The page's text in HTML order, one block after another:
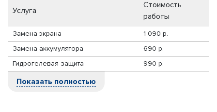
Услуга
Стоимость
работы
Замена экрана
1 090 р.
Замена аккумулятора
690 р.
Гидрогелевая защита
990 р.
Показать полностью